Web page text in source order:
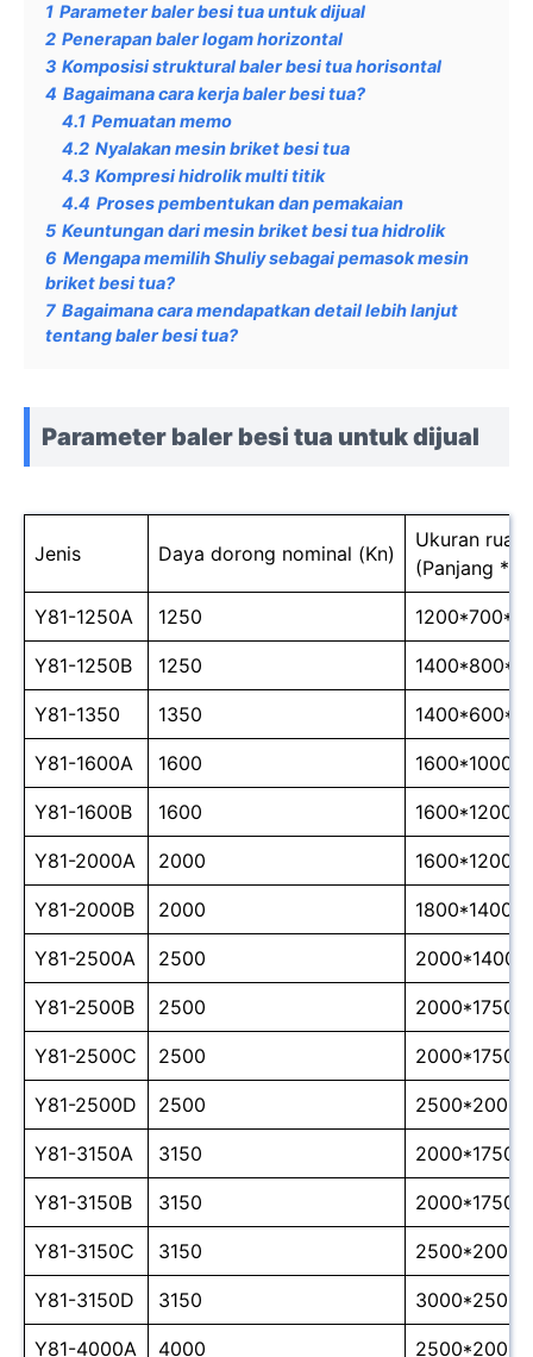
1 Parameter baler besi tua untuk dijual
2 Penerapan baler logam horizontal
3 Komposisi struktural baler besi tua horisontal
4 Bagaimana cara kerja baler besi tua?
4.1 Pemuatan memo
4.2 Nyalakan mesin briket besi tua
4.3 Kompresi hidrolik multi titik
4.4 Proses pembentukan dan pemakaian
5 Keuntungan dari mesin briket besi tua hidrolik
6 Mengapa memilih Shuliy sebagai pemasok mesin
briket besi tua?
7 Bagaimana cara mendapatkan detail lebih lanjut
tentang baler besi tua?
Parameter baler besi tua untuk dijual
Jenis Daya dorong nominal (Kn)
Ukuran
(Panjang *
Y81-1250A 1250
Y81-1250B 1250
Y81-1350 1350
Y81-1600A 1600
Y81-1600B 1600
Y81-2000A 2000
Y81-2000B 2000
Y81-2500A 2500
Y81-2500B 2500
Y81-2500C 2500
Y81-2500D 2500
Y81-3150A 3150
Y81-3150B 3150
Y81-3150C 3150
Y81-3150D 3150
Y81-4000A 4000